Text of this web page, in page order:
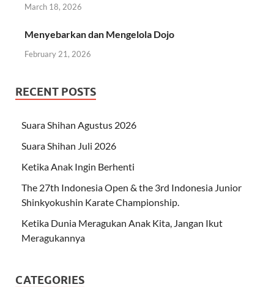
March 18, 2026
Menyebarkan dan Mengelola Dojo
February 21, 2026
RECENT POSTS
Suara Shihan Agustus 2026
Suara Shihan Juli 2026
Ketika Anak Ingin Berhenti
The 27th Indonesia Open & the 3rd Indonesia Junior
Shinkyokushin Karate Championship.
Ketika Dunia Meragukan Anak Kita, Jangan Ikut
Meragukannya
CATEGORIES